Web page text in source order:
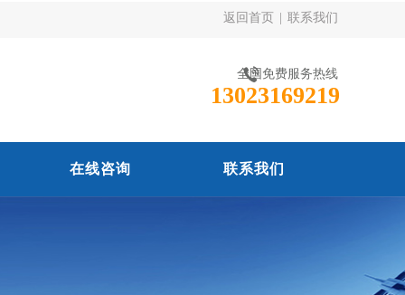
返回首页 联系我们
全国免费服务热线
13023169219
在线咨询 联系我们